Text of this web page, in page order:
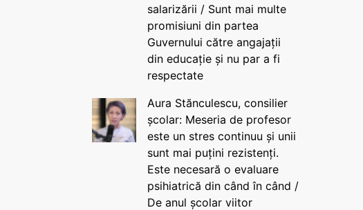
salarizării / Sunt mai multe
promisiuni din partea
Guvernului către angajații
din educație și nu par a fi
respectate
Aura Stănculescu, consilier
școlar: Meseria de profesor
este un stres continuu și unii
sunt mai puțini rezistenți.
Este necesară o evaluare
psihiatrică din când în când /
De anul școlar viitor